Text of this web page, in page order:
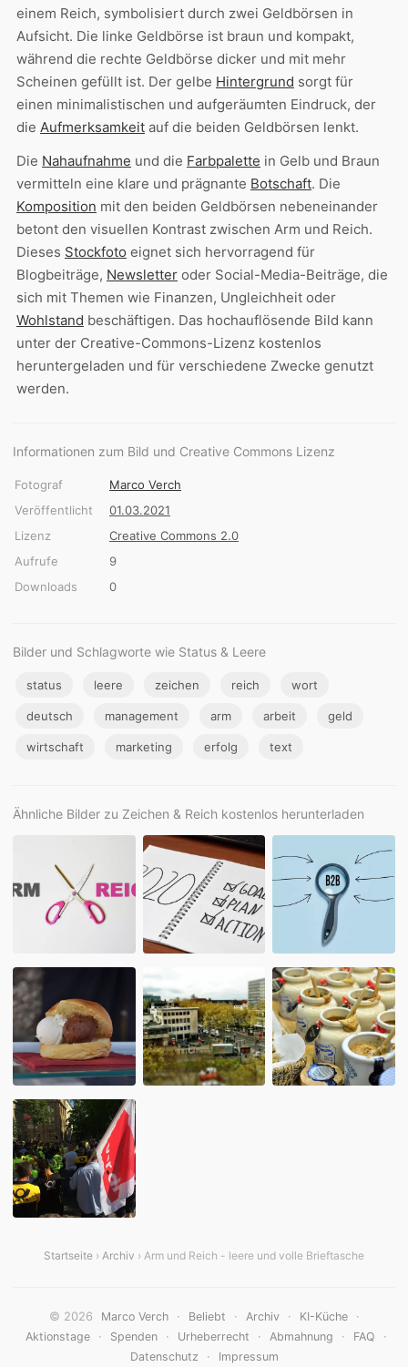
einem Reich, symbolisiert durch zwei Geldbörsen in
Aufsicht. Die linke Geldbörse ist braun und kompakt,
während die rechte Geldbörse dicker und mit mehr
Scheinen gefüllt ist. Der gelbe Hintergrund sorgt für
einen minimalistischen und aufgeräumten Eindruck, der
die Aufmerksamkeit auf die beiden Geldbörsen lenkt.
Die Nahaufnahme und die Farbpalette in Gelb und Braun
vermitteln eine klare und prägnante Botschaft. Die
Komposition mit den beiden Geldbörsen nebeneinander
betont den visuellen Kontrast zwischen Arm und Reich.
Dieses Stockfoto eignet sich hervorragend für
Blogbeiträge, Newsletter oder Social-Media-Beiträge, die
sich mit Themen wie Finanzen, Ungleichheit oder
Wohlstand beschäftigen. Das hochauflösende Bild kann
unter der Creative-Commons-Lizenz kostenlos
heruntergeladen und für verschiedene Zwecke genutzt
werden.
Informationen zum Bild und Creative Commons Lizenz
Fotograf
Marco Verch
Veröffentlicht
01.03.2021
Lizenz
Creative Commons 2.0
Aufrufe
9
Downloads
0
Bilder und Schlagworte wie Status & Leere
status leere zeichen reich wort
deutsch management arm arbeit geld
wirtschaft marketing erfolg text
Ähnliche Bilder zu Zeichen & Reich kostenlos herunterladen
Startseite › Archiv › Arm und Reich - leere und volle Brieftasche
© 2026 Marco Verch · Beliebt · Archiv · KI-Küche ·
Aktionstage · Spenden · Urheberrecht · Abmahnung · FAQ ·
Datenschutz · Impressum